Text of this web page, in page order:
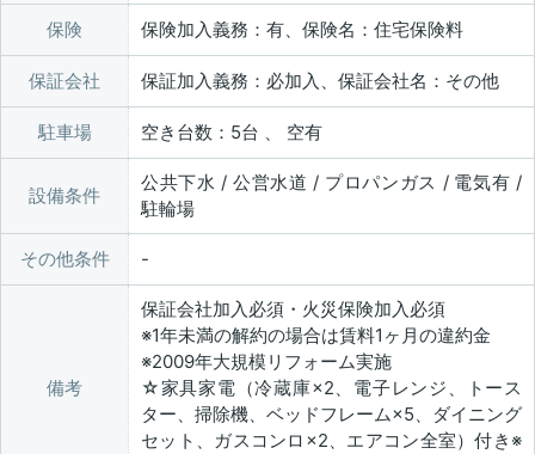
保険 保険加入義務：有、保険名：住宅保険料
保証会社 保証加入義務：必加入、保証会社名：その他
駐車場 空き台数：5台 、 空有
設備条件
公共下水 / 公営水道 / プロパンガス / 電気有 /
駐輪場
その他条件
備考
保証会社加入必須・火災保険加入必須
※1年未満の解約の場合は賃料1ヶ月の違約金
※2009年大規模リフォーム実施
☆家具家電（冷蔵庫×2、電子レンジ、トース
ター、掃除機、ベッドフレーム×5、ダイニング
セット、ガスコンロ×2、エアコン全室）付き※